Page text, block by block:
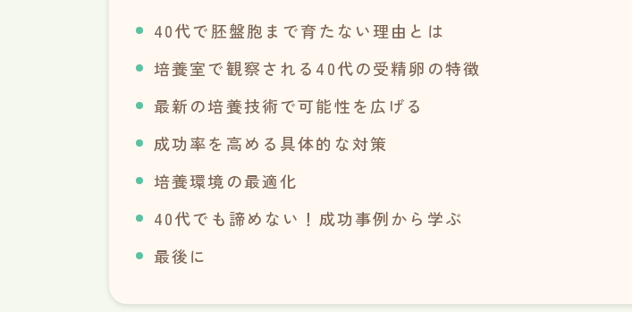
40代で胚盤胞まで育たない理由とは
培養室で観察される40代の受精卵の特徴
最新の培養技術で可能性を広げる
成功率を高める具体的な対策
培養環境の最適化
40代でも諦めない！成功事例から学ぶ
最後に